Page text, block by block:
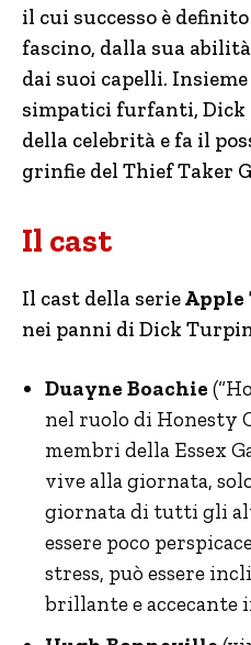
il cui successo è
fascino, dalla sua
dai suoi capelli.
simpatici furfanti, Dick
della celebrità e fa il
grinfie del Thief Taker
Il cast
Il cast della serieApple
nei panni di Dick
Duayne Boachie
nel ruolo di Honesty
membri della Essex
vive alla giornata,
giornata di tutti gli
essere poco
stress, può essere
brillante e accecante